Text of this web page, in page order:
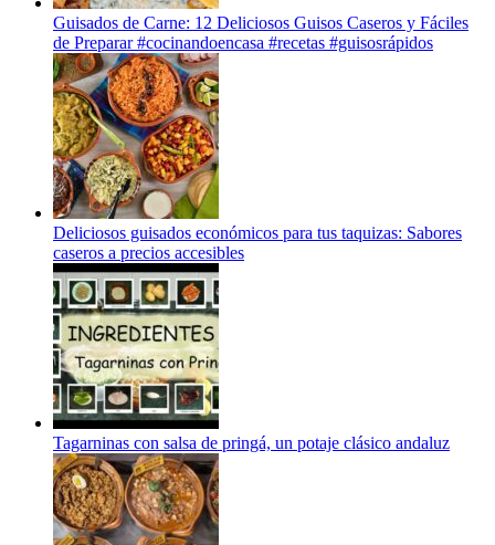
Guisados de Carne: 12 Deliciosos Guisos Caseros y Fáciles
de Preparar #cocinandoencasa #recetas #guisosrápidos
Deliciosos guisados económicos para tus taquizas: Sabores
caseros a precios accesibles
Tagarninas con salsa de pringá, un potaje clásico andaluz